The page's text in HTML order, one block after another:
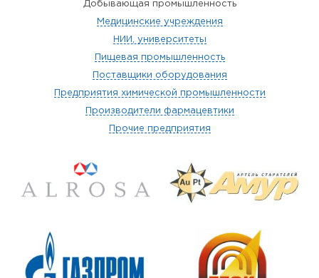
Добывающая промышленность
Медицинские учреждения
НИИ, университеты
Пищевая промышленность
Поставщики оборудования
Предприятия химической промышленности
Производители фармацевтики
Прочие предприятия